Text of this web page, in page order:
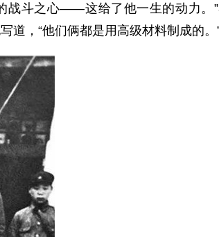
战斗之心——这给了他一生的动力。
道，“他们俩都是用高级材料制成的。